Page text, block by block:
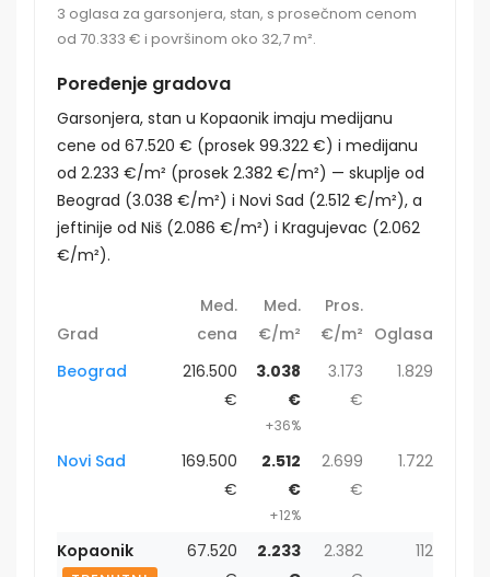
3 oglasa za garsonjera, stan, s prosečnom cenom
od 70.333 € i površinom oko 32,7 m².
Poređenje gradova
Garsonjera, stan u Kopaonik imaju medijanu
cene od 67.520 € (prosek 99.322 €) i medijanu
od 2.233 €/m² (prosek 2.382 €/m²) — skuplje od
Beograd (3.038 €/m²) i Novi Sad (2.512 €/m²), a
jeftinije od Niš (2.086 €/m²) i Kragujevac (2.062
€/m²).
Grad
Med.
cena
Med.
€/m²
Pros.
€/m² Oglasa
Beograd
216.500
€
3.038
€
+36%
3.173
€
1.829
Novi Sad
169.500
€
2.512
€
+12%
2.699
€
1.722
Kopaonik
67.520
2.233
2.382
112